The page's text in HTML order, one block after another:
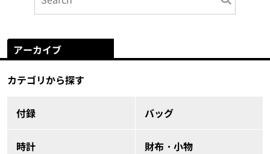
アーカイブ
カテゴリから探す
付録 バッグ
時計 財布・小物